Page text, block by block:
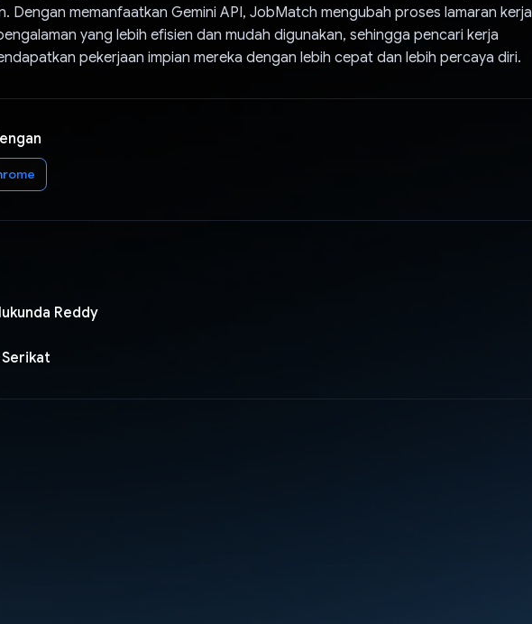
Dengan memanfaatkan Gemini API, JobMatch mengubah proses lamaran kerja
yang lebih efisien dan mudah digunakan, sehingga pencari kerja
pekerjaan impian mereka dengan lebih cepat dan lebih percaya diri.
Reddy